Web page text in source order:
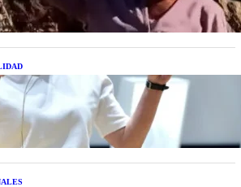
creada por una salteña que busca
el estrés financiero en Latinoamérica